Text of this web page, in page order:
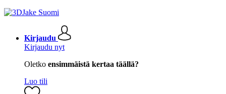
Kirjaudu
Kirjaudu nyt
Oletko ensimmäistä kertaa täällä?
Luo tili